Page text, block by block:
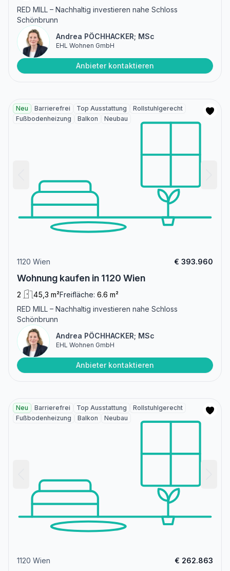
RED MILL – Nachhaltig investieren nahe Schloss
Schönbrunn
Andrea PÖCHHACKER; MSc
EHL Wohnen GmbH
Anbieter kontaktieren
Neu Barrierefrei Top Ausstattung
Rollstuhlgerecht
Fußbodenheizung
Balkon Neubau
1120 Wien € 393.960
Wohnung kaufen in 1120 Wien
2 45,3 m²Freifläche: 6.6 m²
RED MILL – Nachhaltig investieren nahe Schloss
Schönbrunn
Andrea PÖCHHACKER; MSc
EHL Wohnen GmbH
Anbieter kontaktieren
Neu Barrierefrei Top Ausstattung
Rollstuhlgerecht
Fußbodenheizung
Balkon Neubau
1120 Wien € 262.863